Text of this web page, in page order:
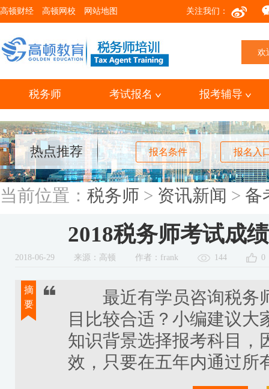
高顿财经 高顿网校 网站地图 关注我们：
欢
税务师 考试报名 报考辅导
热点推荐 报名条件 报名入
当前位置： 税务师 > 资讯新闻 > 备
2018税务师考试成
2018-06-29 来源：高顿 作者：frank 144 0
摘
要
最近有学员咨询税务
目比较合适？小编建议大
知识背景选择报考科目，
效，只要在五年内通过所